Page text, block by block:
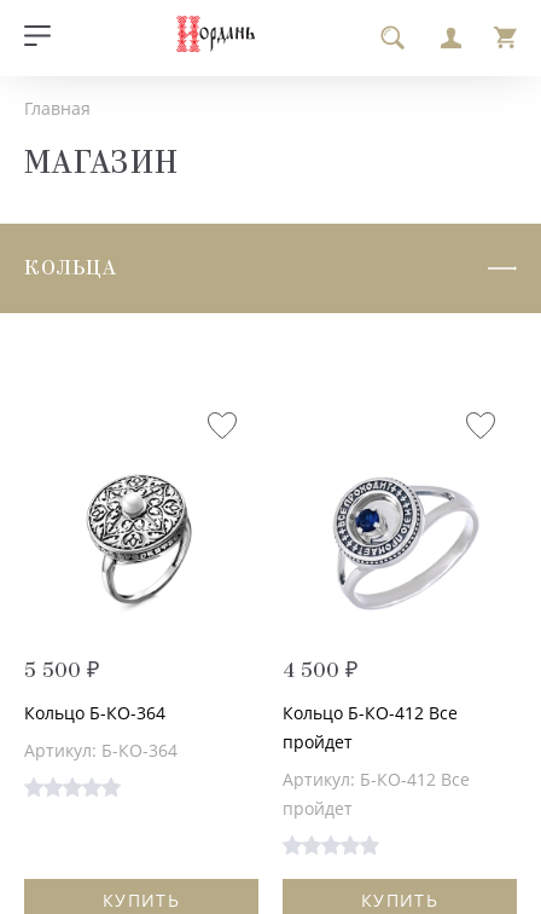
Главная
МАГАЗИН
КОЛЬЦА
5 500 ₽
Кольцо Б-КО-364
Артикул: Б-КО-364
КУПИТЬ
4 500 ₽
Кольцо Б-КО-412 Все
пройдет
Артикул: Б-КО-412 Все
пройдет
КУПИТЬ